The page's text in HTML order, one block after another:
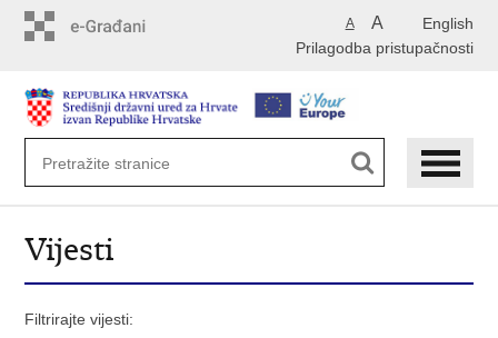
English
A A
Prilagodba pristupačnosti
Vijesti
Filtrirajte vijesti: